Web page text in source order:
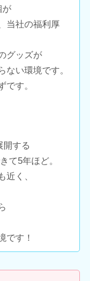
が
当社の福利厚
グッズが
ない環境です。
す。
開する
て5年ほど。
く、
です！